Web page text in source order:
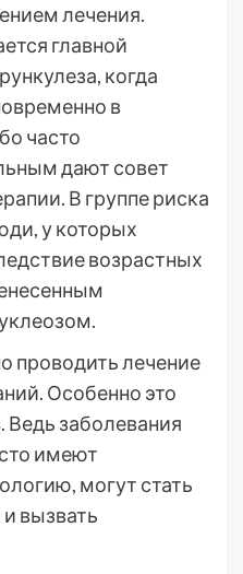
лечения.
главной
когда
в
часто
дают совет
В группе риска
у которых
возрастных
проводить лечение
Особенно это
Ведь заболевания
имеют
могут стать
вызвать